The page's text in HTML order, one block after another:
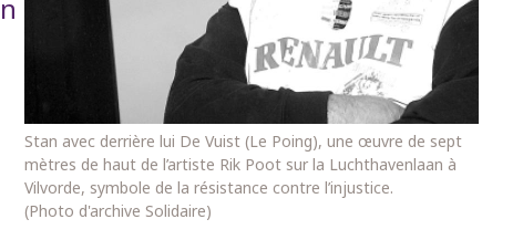
Stan avec derrière lui De Vuist (Le Poing), une œuvre de sept
mètres de haut de l’artiste Rik Poot sur la Luchthavenlaan à
Vilvorde, symbole de la résistance contre l’injustice.
(Photo d'archive Solidaire)